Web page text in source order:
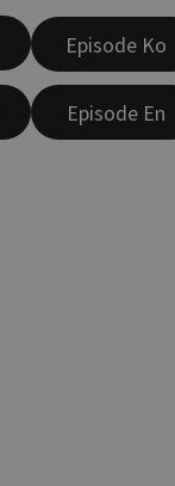
Episode Ko
Episode En